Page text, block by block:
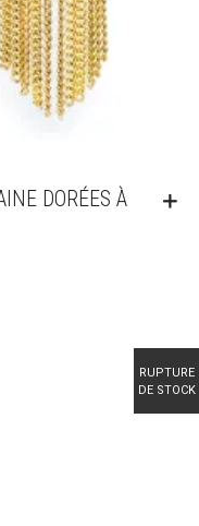
DORÉES À
RUPTURE
DE STOCK